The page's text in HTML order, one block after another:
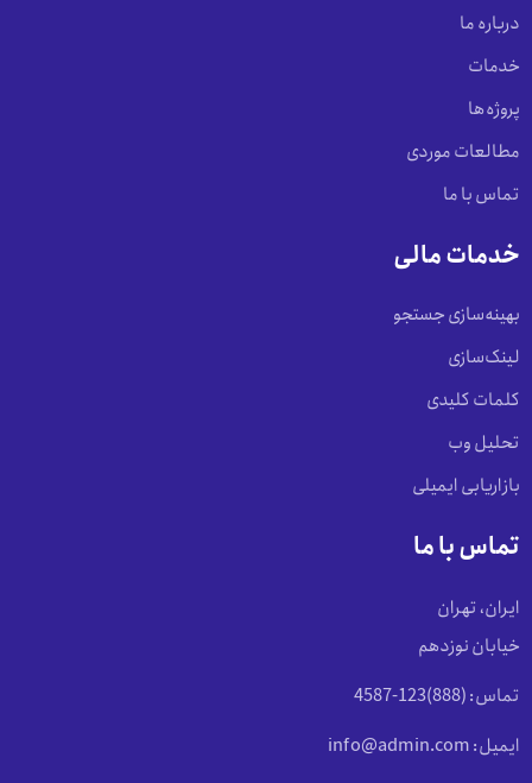
درباره ما
خدمات
پروژه‌ها
مطالعات موردی
تماس با ما
خدمات مالی
بهینه‌سازی جستجو
لینک‌سازی
کلمات کلیدی
تحلیل وب
بازاریابی ایمیلی
تماس با ما
ایران، تهران
خیابان نوزدهم
تماس: (888)123-4587
ایمیل: info@admin.com